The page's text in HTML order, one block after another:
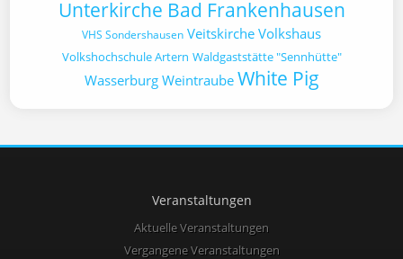
Unterkirche Bad Frankenhausen
VHS Sondershausen Veitskirche Volkshaus
Volkshochschule Artern Waldgaststätte "Sennhütte"
Wasserburg Weintraube White Pig
Veranstaltungen
Aktuelle Veranstaltungen
Vergangene Veranstaltungen